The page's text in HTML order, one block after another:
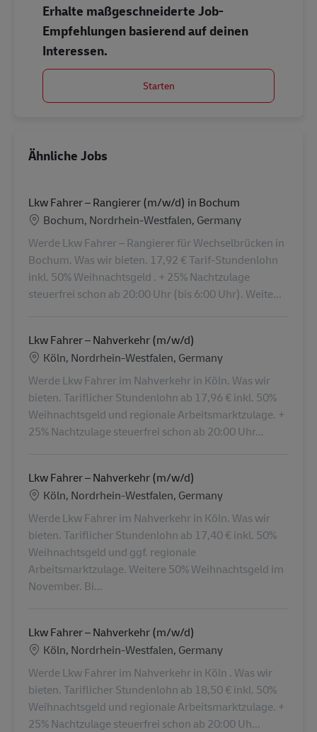
Erhalte maßgeschneiderte Job-
Empfehlungen basierend auf deinen
Interessen.
Starten
Ähnliche Jobs
Lkw Fahrer – Rangierer (m/w/d) in Bochum
Standort
Bochum, Nordrhein-Westfalen, Germany
Werde Lkw Fahrer – Rangierer für Wechselbrücken in
Bochum. Was wir bieten. 17,92 € Tarif-Stundenlohn
inkl. 50% Weihnachtsgeld . + 25% Nachtzulage
steuerfrei schon ab 20:00 Uhr (bis 6:00 Uhr). Weite...
Lkw Fahrer – Nahverkehr (m/w/d)
Standort
Köln, Nordrhein-Westfalen, Germany
Werde Lkw Fahrer im Nahverkehr in Köln. Was wir
bieten. Tariflicher Stundenlohn ab 17,96 € inkl. 50%
Weihnachtsgeld und regionale Arbeitsmarktzulage. +
25% Nachtzulage steuerfrei schon ab 20:00 Uhr...
Lkw Fahrer – Nahverkehr (m/w/d)
Standort
Köln, Nordrhein-Westfalen, Germany
Werde Lkw Fahrer im Nahverkehr in Köln. Was wir
bieten. Tariflicher Stundenlohn ab 17,40 € inkl. 50%
Weihnachtsgeld und ggf. regionale
Arbeitsmarktzulage. Weitere 50% Weihnachtsgeld im
November. Bi...
Lkw Fahrer – Nahverkehr (m/w/d)
Standort
Köln, Nordrhein-Westfalen, Germany
Werde Lkw Fahrer im Nahverkehr in Köln . Was wir
bieten. Tariflicher Stundenlohn ab 18,50 € inkl. 50%
Weihnachtsgeld und regionale Arbeitsmarktzulage. +
25% Nachtzulage steuerfrei schon ab 20:00 Uh...